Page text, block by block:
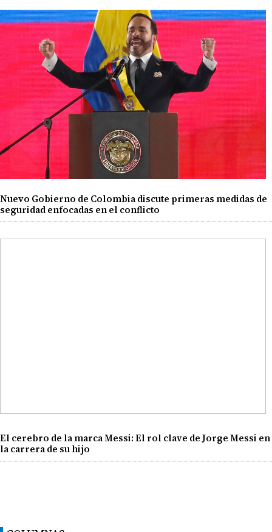
Nuevo Gobierno de Colombia discute primeras medidas de
seguridad enfocadas en el conflicto
El cerebro de la marca Messi: El rol clave de Jorge Messi en
la carrera de su hijo